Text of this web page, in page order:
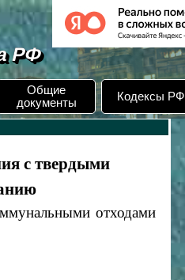
Общие
документы
Кодексы РФ
РФ
с твердыми
отходами